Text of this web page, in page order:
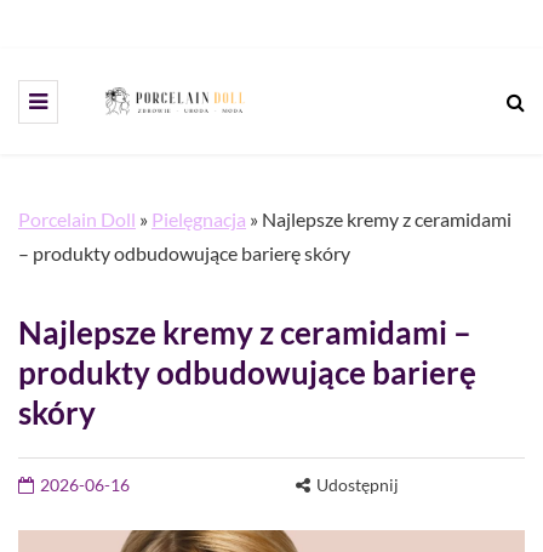
Porcelain Doll » Pielęgnacja » Najlepsze kremy z ceramidami
– produkty odbudowujące barierę skóry
Najlepsze kremy z ceramidami –
produkty odbudowujące barierę
skóry
2026-06-16 Udostępnij